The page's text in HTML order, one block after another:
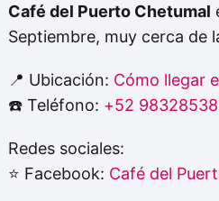
Café del Puerto Chetumal
Septiembre, muy cerca de
📍 Ubicación: Cómo llegar
☎️ Teléfono: +52
Redes sociales:
⭐ Facebook: Café del